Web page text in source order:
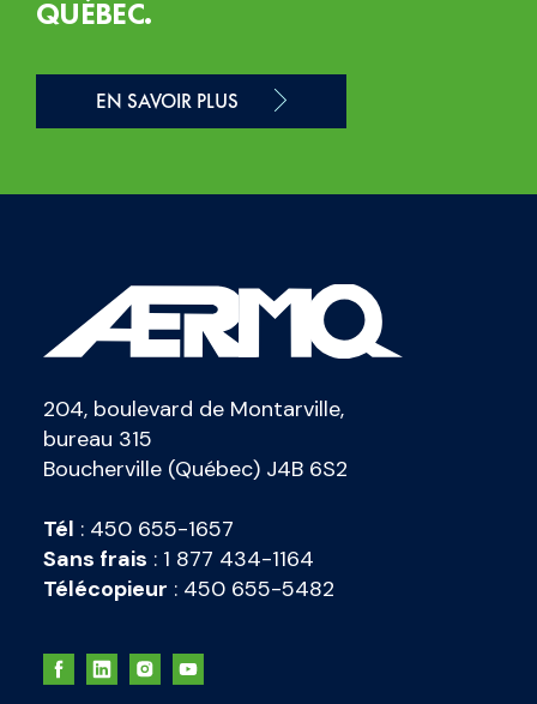
QUÉBEC.
EN SAVOIR PLUS
204, boulevard de Montarville,
bureau 315
Boucherville (Québec) J4B 6S2
Tél : 450 655-1657
Sans frais : 1 877 434-1164
Télécopieur : 450 655-5482